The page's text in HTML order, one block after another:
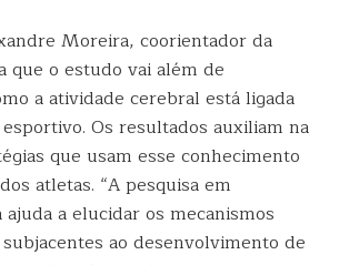
Moreira, coorientador da
que o estudo vai além de
a atividade cerebral está ligada
Os resultados auxiliam na
que usam esse conhecimento
atletas. “A pesquisa em
a elucidar os mecanismos
ao desenvolvimento de